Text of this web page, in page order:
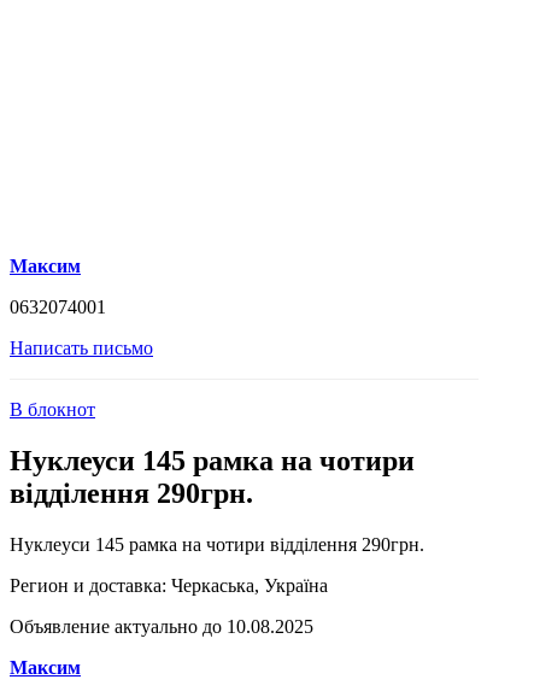
Максим
0632074001
Написать письмо
В блокнот
Нуклеуси 145 рамка на чотири
відділення 290грн.
Нуклеуси 145 рамка на чотири відділення 290грн.
Регион и доставка: Черкаська, Україна
Объявление актуально до 10.08.2025
Максим